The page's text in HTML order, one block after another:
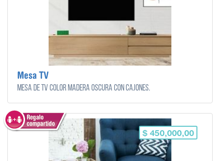
Mesa TV
Mesa de tv color madera oscura con cajones.
$ 450,000,00